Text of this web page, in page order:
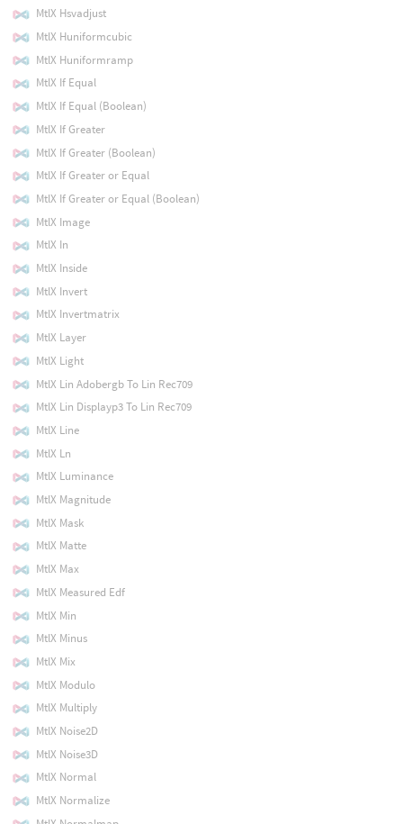
MtlX Hsvadjust
MtlX Huniformcubic
MtlX Huniformramp
MtlX If Equal
MtlX If Equal (Boolean)
MtlX If Greater
MtlX If Greater (Boolean)
MtlX If Greater or Equal
MtlX If Greater or Equal (Boolean)
MtlX Image
MtlX In
MtlX Inside
MtlX Invert
MtlX Invertmatrix
MtlX Layer
MtlX Light
MtlX Lin Adobergb To Lin Rec709
MtlX Lin Displayp3 To Lin Rec709
MtlX Line
MtlX Ln
MtlX Luminance
MtlX Magnitude
MtlX Mask
MtlX Matte
MtlX Max
MtlX Measured Edf
MtlX Min
MtlX Minus
MtlX Mix
MtlX Modulo
MtlX Multiply
MtlX Noise2D
MtlX Noise3D
MtlX Normal
MtlX Normalize